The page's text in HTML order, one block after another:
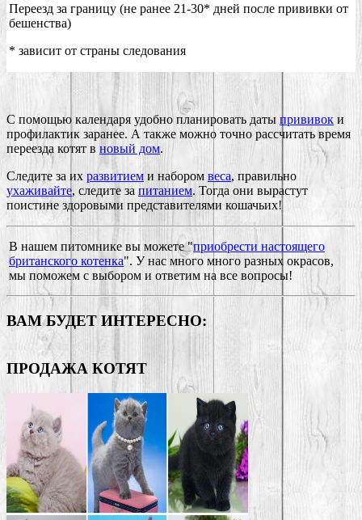
Переезд за границу (не ранее 21-30* дней после прививки от
бешенства)
* зависит от страны следования
С помощью календаря удобно планировать даты прививок и
профилактик заранее. А также можно точно рассчитать время
переезда котят в новый дом.
Следите за их развитием и набором веса, правильно
ухаживайте, следите за питанием. Тогда они вырастут
поистине здоровыми представителями кошачьих!
В нашем питомнике вы можете "приобрести настоящего
британского котенка". У нас много много разных окрасов,
мы поможем с выбором и ответим на все вопросы!
ВАМ БУДЕТ ИНТЕРЕСНО:
ПРОДАЖА КОТЯТ